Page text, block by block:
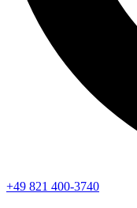
+49 821 400-3740